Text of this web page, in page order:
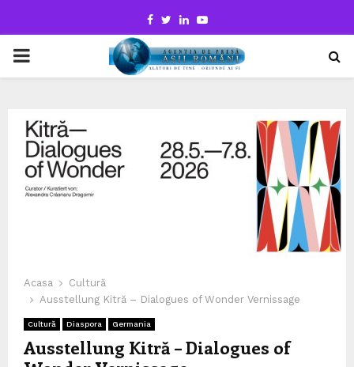
Facebook
TwitterLinkedinYoutube
PRIMARY
Acasa
Cultură
Ausstellung Kitră – Dialogues of Wonder Vernissage
Cultură Diaspora Germania
Ausstellung Kitră – Dialogues of